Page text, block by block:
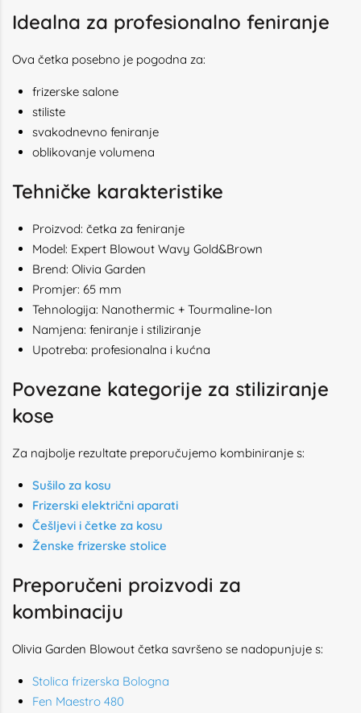
Idealna za profesionalno feniranje
Ova četka posebno je pogodna za:
frizerske salone
stiliste
svakodnevno feniranje
oblikovanje volumena
Tehničke karakteristike
Proizvod: četka za feniranje
Model: Expert Blowout Wavy Gold&Brown
Brend: Olivia Garden
Promjer: 65 mm
Tehnologija: Nanothermic + Tourmaline-Ion
Namjena: feniranje i stiliziranje
Upotreba: profesionalna i kućna
Povezane kategorije za stiliziranje
kose
Za najbolje rezultate preporučujemo kombiniranje s:
Sušilo za kosu
Frizerski električni aparati
Češljevi i četke za kosu
Ženske frizerske stolice
Preporučeni proizvodi za
kombinaciju
Olivia Garden Blowout četka savršeno se nadopunjuje s:
Stolica frizerska Bologna
Fen Maestro 480